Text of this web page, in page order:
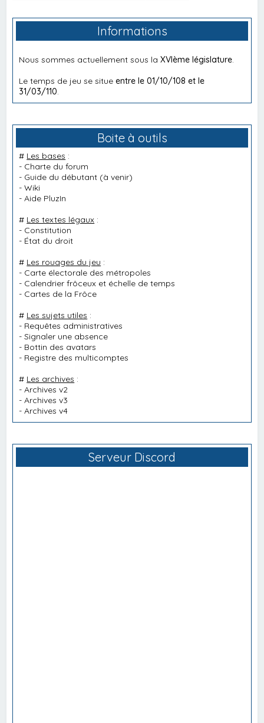
Informations
Nous sommes actuellement sous laXVIème législature
Le temps de jeu se situeentre le 01/10/108 et le
31/03/110
Boite à outils
# Les bases :
- Charte du forum
- Guide du débutant (à venir)
-Wiki
-Aide PluzIn
# Les textes légaux :
- Constitution
- État du droit
# Les rouages du jeu :
- Carte électorale des métropoles
- Calendrier frôceux et échelle de temps
- Cartes de la Frôce
# Les sujets utiles :
- Requêtes administratives
-Signaler une absence
- Bottin des avatars
- Registre des multicomptes
# Les archives :
-Archives v2
-Archives v3
-Archives v4
Serveur Discord